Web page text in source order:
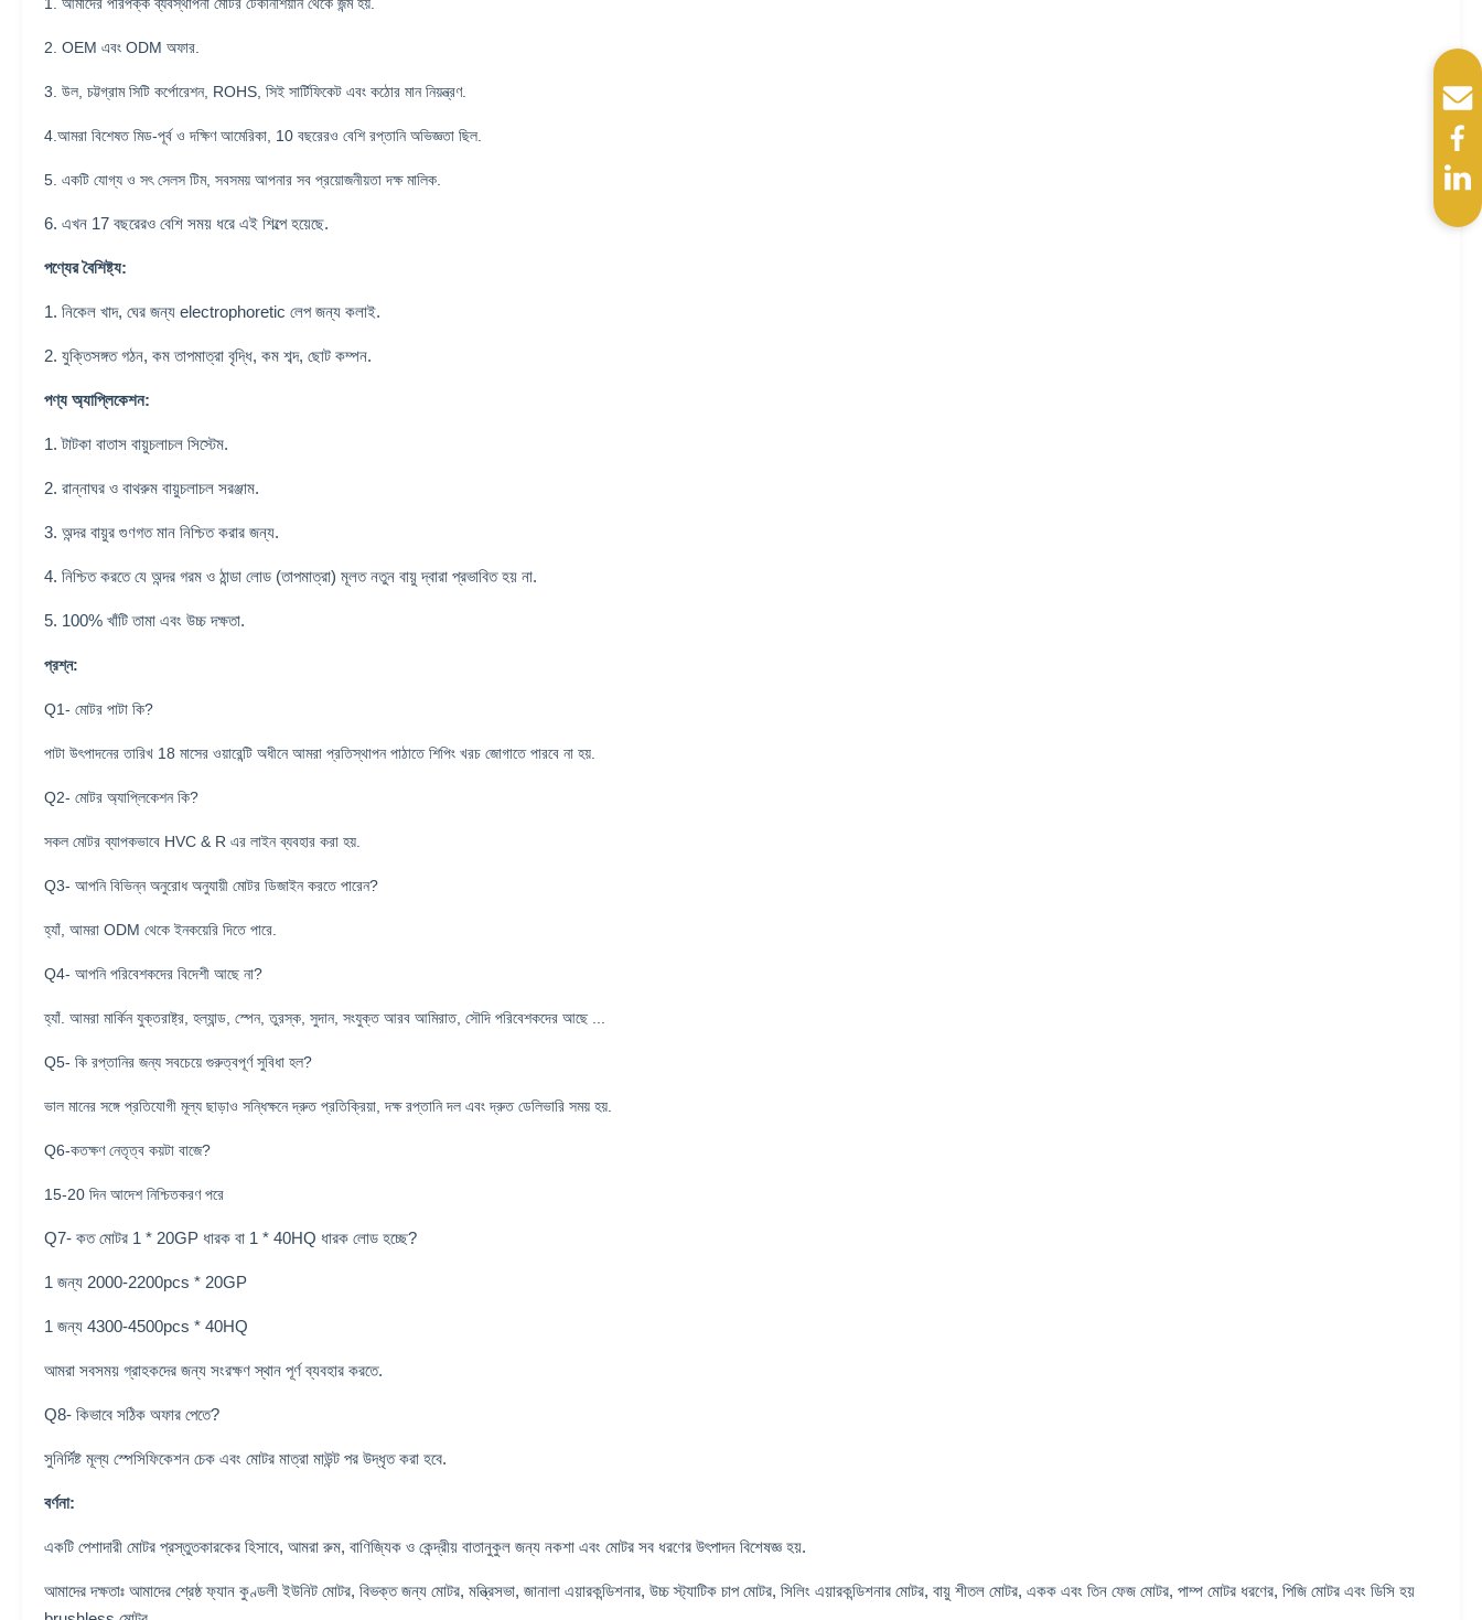
2. OEM এবং ODM অফার.
3. উল, চট্টগ্রাম সিটি কর্পোরেশন, ROHS, সিই সার্টিফিকেট এবং কঠোর মান নিয়ন্ত্রণ.
4.আমরা বিশেষত মিড-পূর্ব ও দক্ষিণ আমেরিকা, 10 বছরেরও বেশি রপ্তানি অভিজ্ঞতা ছিল.
5. একটি যোগ্য ও সৎ সেলস টিম, সবসময় আপনার সব প্রয়োজনীয়তা দক্ষ মালিক.
6. এখন 17 বছরেরও বেশি সময় ধরে এই শিল্পে হয়েছে.
পণ্যের বৈশিষ্ট্য:
1. নিকেল খাদ, ঘের জন্য electrophoretic লেপ জন্য কলাই.
2. যুক্তিসঙ্গত গঠন, কম তাপমাত্রা বৃদ্ধি, কম শব্দ, ছোট কম্পন.
পণ্য অ্যাপ্লিকেশন:
1. টাটকা বাতাস বায়ুচলাচল সিস্টেম.
2. রান্নাঘর ও বাথরুম বায়ুচলাচল সরঞ্জাম.
3. অন্দর বায়ুর গুণগত মান নিশ্চিত করার জন্য.
4. নিশ্চিত করতে যে অন্দর গরম ও ঠান্ডা লোড (তাপমাত্রা) মূলত নতুন বায়ু দ্বারা প্রভাবিত হয় না.
5. 100% খাঁটি তামা এবং উচ্চ দক্ষতা.
প্রশ্ন:
Q1- মোটর পাটা কি?
পাটা উৎপাদনের তারিখ 18 মাসের ওয়ারেন্টি অধীনে আমরা প্রতিস্থাপন পাঠাতে শিপিং খরচ জোগাতে পারবে না হয়.
Q2- মোটর অ্যাপ্লিকেশন কি?
সকল মোটর ব্যাপকভাবে HVC & R এর লাইন ব্যবহার করা হয়.
Q3- আপনি বিভিন্ন অনুরোধ অনুযায়ী মোটর ডিজাইন করতে পারেন?
হ্যাঁ, আমরা ODM থেকে ইনকয়েরি দিতে পারে.
Q4- আপনি পরিবেশকদের বিদেশী আছে না?
হ্যাঁ. আমরা মার্কিন যুক্তরাষ্ট্র, হল্যান্ড, স্পেন, তুরস্ক, সুদান, সংযুক্ত আরব আমিরাত, সৌদি পরিবেশকদের আছে ...
Q5- কি রপ্তানির জন্য সবচেয়ে গুরুত্বপূর্ণ সুবিধা হল?
ভাল মানের সঙ্গে প্রতিযোগী মূল্য ছাড়াও সন্ধিক্ষনে দ্রুত প্রতিক্রিয়া, দক্ষ রপ্তানি দল এবং দ্রুত ডেলিভারি সময় হয়.
Q6-কতক্ষণ নেতৃত্ব কয়টা বাজে?
15-20 দিন আদেশ নিশ্চিতকরণ পরে
Q7- কত মোটর 1 * 20GP ধারক বা 1 * 40HQ ধারক লোড হচ্ছে?
1 জন্য 2000-2200pcs * 20GP
1 জন্য 4300-4500pcs * 40HQ
আমরা সবসময় গ্রাহকদের জন্য সংরক্ষণ স্থান পূর্ণ ব্যবহার করতে.
Q8- কিভাবে সঠিক অফার পেতে?
সুনির্দিষ্ট মূল্য স্পেসিফিকেশন চেক এবং মোটর মাত্রা মাউন্ট পর উদ্ধৃত করা হবে.
বর্ণনা:
একটি পেশাদারী মোটর প্রস্তুতকারকের হিসাবে, আমরা রুম, বাণিজ্যিক ও কেন্দ্রীয় বাতানুকুল জন্য নকশা এবং মোটর সব ধরণের উৎপাদন বিশেষজ্ঞ হয়.
আমাদের দক্ষতাঃ আমাদের শ্রেষ্ঠ ফ্যান কুণ্ডলী ইউনিট মোটর, বিভক্ত জন্য মোটর, মন্ত্রিসভা, জানালা এয়ারকন্ডিশনার, উচ্চ স্ট্যাটিক চাপ মোটর, সিলিং এয়ারকন্ডিশনার মোটর, বায়ু শীতল মোটর, একক এবং তিন ফেজ মোটর, পাম্প মোটর ধরণের, পিজি মোটর এবং ডিসি হয়